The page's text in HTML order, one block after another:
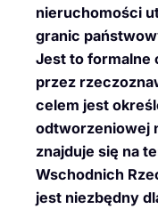
nieruchomości
granic
Jest to formalne
przez
celem jest
odtworzeniowej
znajduje się na
Wschodnich
jest niezbędny